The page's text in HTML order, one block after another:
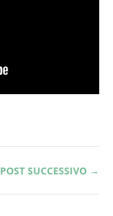
POST SUCCESSIVO →